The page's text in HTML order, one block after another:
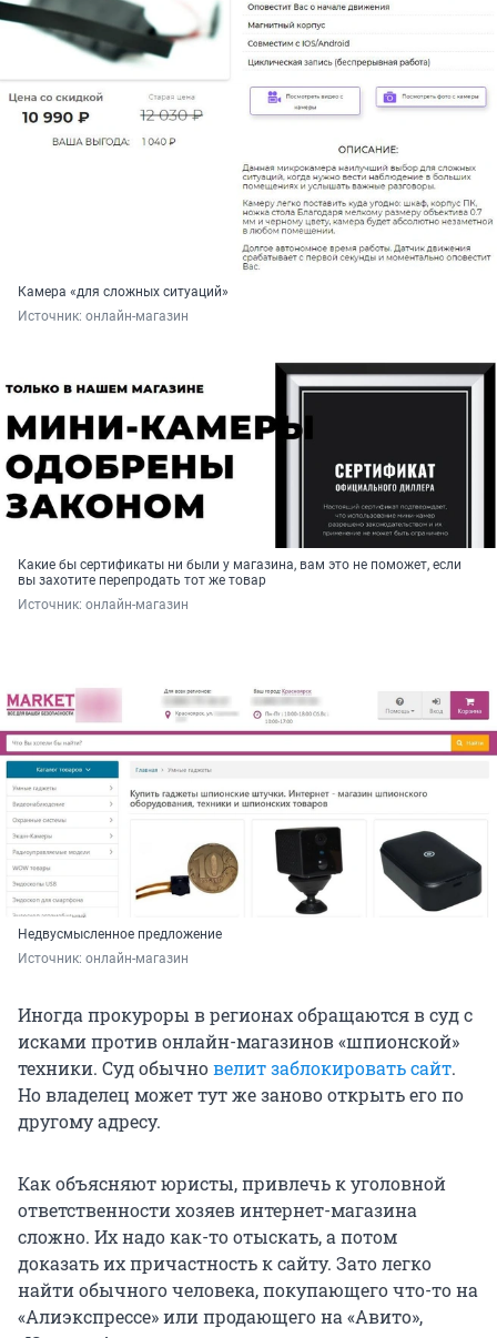
Камера «для сложных ситуаций»
Источник: онлайн-магазин
Какие бы сертификаты ни были у магазина, вам это не поможет, если
вы захотите перепродать тот же товар
Источник: онлайн-магазин
Недвусмысленное предложение
Источник: онлайн-магазин
Иногда прокуроры в регионах обращаются в суд с
исками против онлайн-магазинов «шпионской»
техники. Суд обычновелит заблокировать сайт.
Но владелец может тут же заново открыть его по
другому адресу.
Как объясняют юристы, привлечь к уголовной
ответственности хозяев интернет-магазина
сложно. Их надо как-то отыскать, а потом
доказать их причастность к сайту. Зато легко
найти обычного человека, покупающего что-то на
«Алиэкспрессе» или продающего на «Авито»,